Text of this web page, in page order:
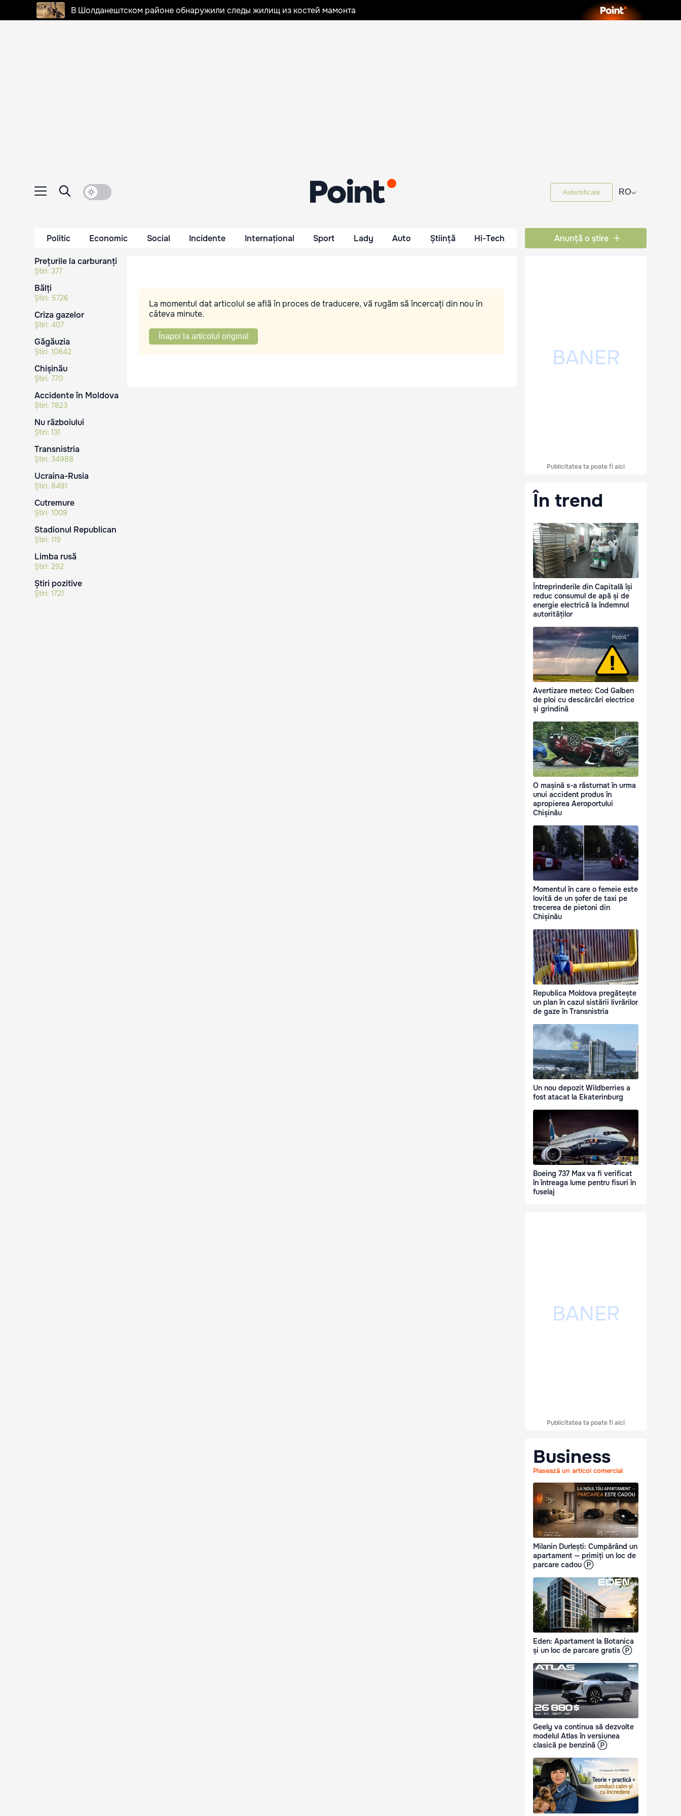
В Шолданештском районе обнаружили следы жилищ из костей мамонта
Autentificare RO⌵
Politic Economic Social Incidente Internațional Sport Lady Auto Știință Hi-Tech Anunță o știre
Prețurile la carburanți
Știri: 377
Bălți
Știri: 5726
Criza gazelor
Știri: 407
Găgăuzia
Știri: 10842
Chișinău
Știri: 770
Accidente în Moldova
Știri: 7823
Nu războiului
Știri: 131
Transnistria
Știri: 34988
Ucraina-Rusia
Știri: 8491
Cutremure
Știri: 1009
Stadionul Republican
Știri: 119
Limba rusă
Știri: 292
Știri pozitive
Știri: 1721
La momentul dat articolul se află în proces de traducere, vă rugăm să încercați din nou în
câteva minute.
Înapoi la articolul original
Publicitatea ta poate fi aici
În trend
Întreprinderile din Capitală își
reduc consumul de apă și de
energie electrică la îndemnul
autorităților
Avertizare meteo: Cod Galben
de ploi cu descărcări electrice
și grindină
O mașină s-a răsturnat în urma
unui accident produs în
apropierea Aeroportului
Chișinău
Momentul în care o femeie este
lovită de un șofer de taxi pe
trecerea de pietoni din
Chișinău
Republica Moldova pregătește
un plan în cazul sistării livrărilor
de gaze în Transnistria
Un nou depozit Wildberries a
fost atacat la Ekaterinburg
Boeing 737 Max va fi verificat
în întreaga lume pentru fisuri în
fuselaj
Publicitatea ta poate fi aici
Business
Plasează un articol comercial
Milanin Durlești: Cumpărând un
apartament — primiți un loc de
parcare cadou Ⓟ
Eden: Apartament la Botanica
și un loc de parcare gratis Ⓟ
Geely va continua să dezvolte
modelul Atlas în versiunea
clasică pe benzină Ⓟ